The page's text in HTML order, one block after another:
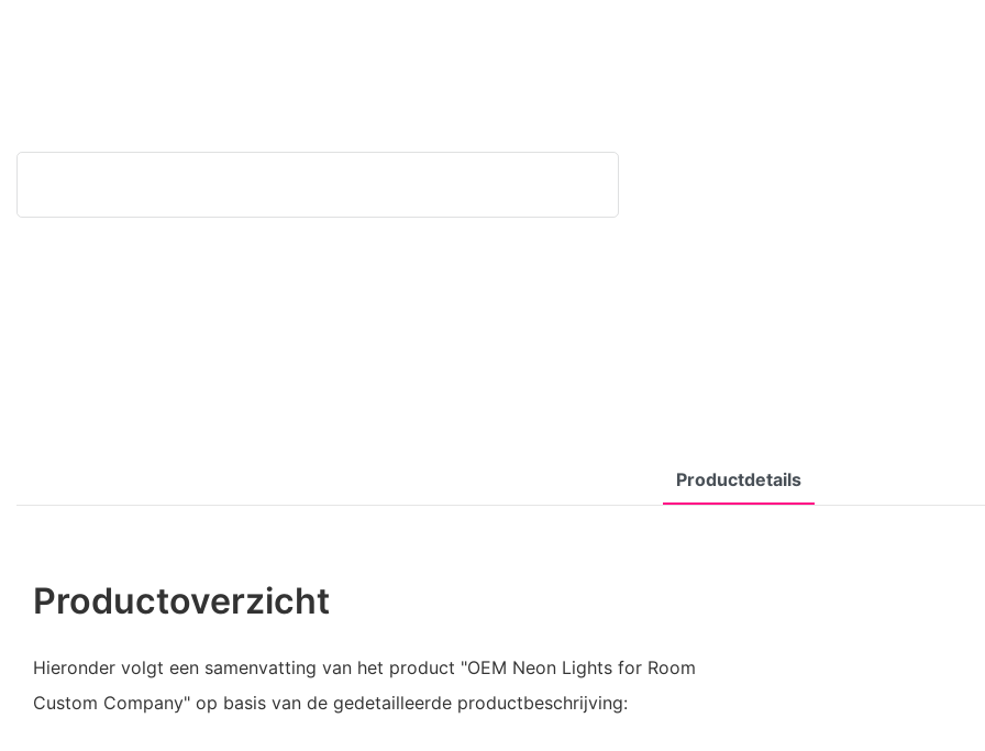
Productdetails
Productoverzicht
Hieronder volgt een samenvatting van het product "OEM Neon Lights for Room
Custom Company" op basis van de gedetailleerde productbeschrijving: